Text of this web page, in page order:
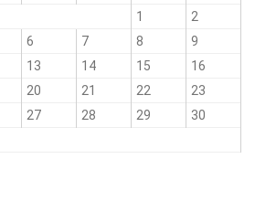
1
2
6 7 8
9
13 14 15
16
20 21 22
23
27 28 29
30